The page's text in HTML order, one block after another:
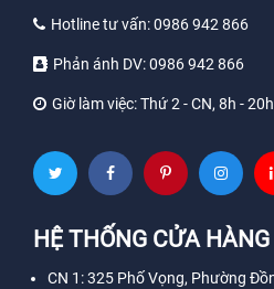
Hotline tư vấn:0986 942 866
Phản ánh DV:0986 942 866
Giờ làm việc:Thứ 2 - CN, 8h - 20h
HỆ THỐNG CỬA HÀNG
CN 1: 325 Phố Vọng, Phường